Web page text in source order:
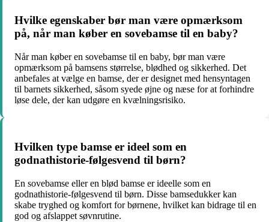
Hvilke egenskaber bør man være opmærksom
på, når man køber en sovebamse til en baby?
Når man køber en sovebamse til en baby, bør man være
opmærksom på bamsens størrelse, blødhed og sikkerhed. Det
anbefales at vælge en bamse, der er designet med hensyntagen
til barnets sikkerhed, såsom syede øjne og næse for at forhindre
løse dele, der kan udgøre en kvælningsrisiko.
Hvilken type bamse er ideel som en
godnathistorie-følgesvend til børn?
En sovebamse eller en blød bamse er ideelle som en
godnathistorie-følgesvend til børn. Disse bamsedukker kan
skabe tryghed og komfort for børnene, hvilket kan bidrage til en
god og afslappet søvnrutine.